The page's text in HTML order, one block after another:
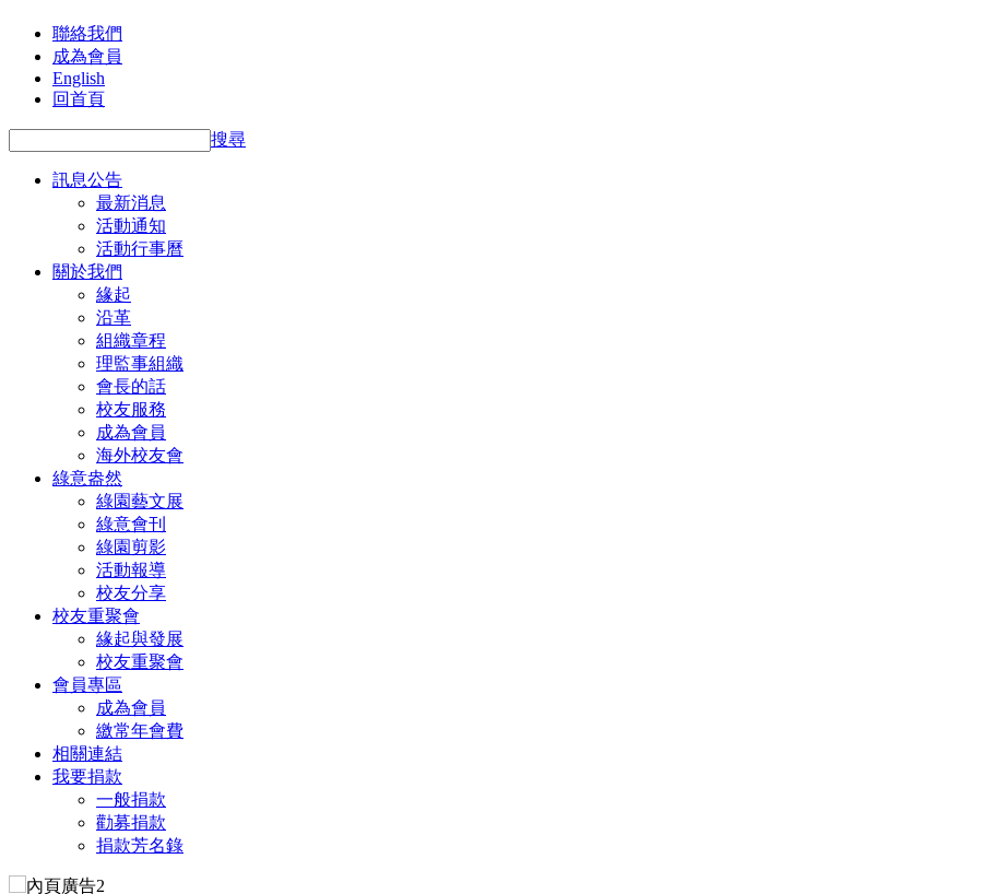
聯絡我們
成為會員
English
回首頁
搜尋
訊息公告
最新消息
活動通知
活動行事曆
關於我們
緣起
沿革
組織章程
理監事組織
會長的話
校友服務
成為會員
海外校友會
綠意盎然
綠園藝文展
綠意會刊
綠園剪影
活動報導
校友分享
校友重聚會
緣起與發展
校友重聚會
會員專區
成為會員
繳常年會費
相關連結
我要捐款
一般捐款
勸募捐款
捐款芳名錄